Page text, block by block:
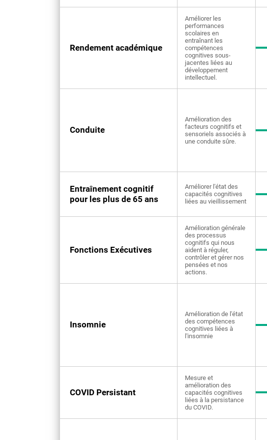
Rendement académique
Améliorer les
performances
scolaires en
entraînant les
compétences
cognitives sous-
jacentes liées au
développement
intellectuel.
Conduite
Amélioration des
facteurs cognitifs et
sensoriels associés à
une conduite sûre.
Entraînement cognitif
pour les plus de 65 ans
Améliorer l'état des
capacités cognitives
liées au vieillissement
Fonctions Exécutives
Amélioration générale
des processus
cognitifs qui nous
aident à réguler,
contrôler et gérer nos
pensées et nos
actions.
Insomnie
Amélioration de l'état
des compétences
cognitives liées à
l'insomnie
COVID Persistant
Mesure et
amélioration des
capacités cognitives
liées à la persistance
du COVID.